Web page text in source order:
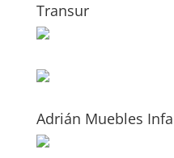
Transur
Adrián Muebles